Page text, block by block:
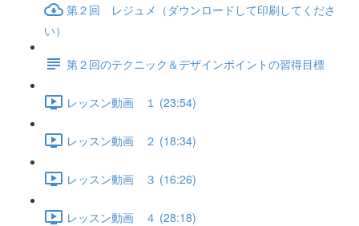
第２回 レジュメ（ダウンロードして印刷してくださ
い）
第２回のテクニック＆デザインポイントの習得目標
レッスン動画 １ (23:54)
レッスン動画 ２ (18:34)
レッスン動画 ３ (16:26)
レッスン動画 ４ (28:18)